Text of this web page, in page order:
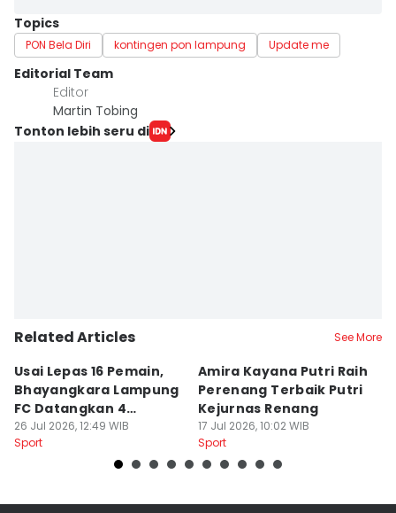
Topics
PON Bela Diri kontingen pon lampung Update me
Editorial Team
Editor
Martin Tobing
Tonton lebih seru di
Related Articles See More
Usai Lepas 16 Pemain,
Bhayangkara Lampung
FC Datangkan 4
Rekrutan
26 Jul 2026, 12:49 WIB
Sport
Amira Kayana Putri Raih
Perenang Terbaik Putri
Kejurnas Renang
17 Jul 2026, 10:02 WIB
Sport